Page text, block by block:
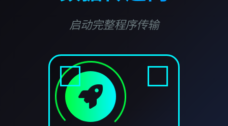
启动完整程序传输